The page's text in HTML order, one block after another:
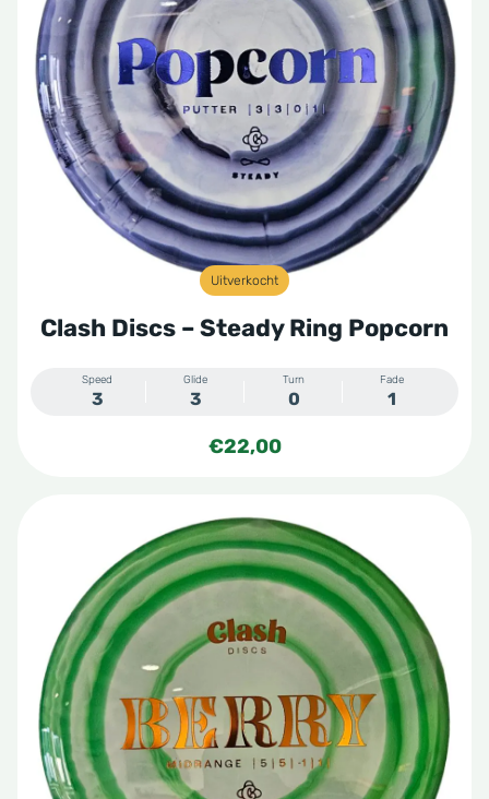
Uitverkocht
Clash Discs – Steady Ring Popcorn
Speed
3
Glide
3
Turn
0
Fade
1
€22,00